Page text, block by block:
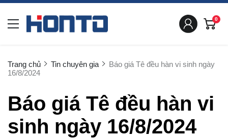
0
Trang chủ Tin chuyên gia
Báo giá Tê đều hàn vi sinh ngày
16/8/2024
Báo giá Tê đều hàn vi
sinh ngày 16/8/2024